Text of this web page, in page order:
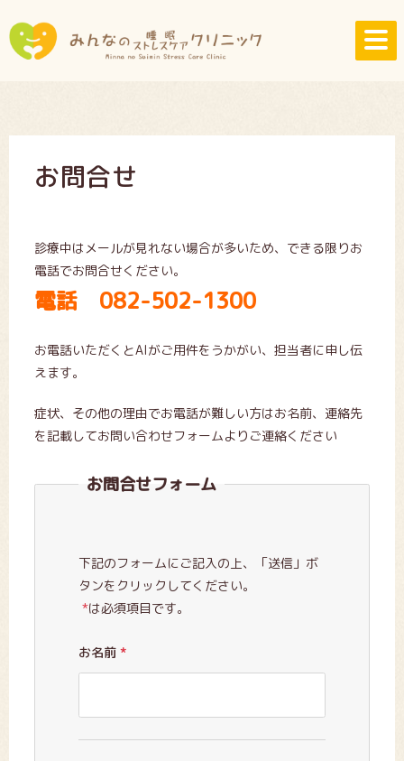
お問合せ
診療中はメールが見れない場合が多いため、できる限りお
電話でお問合せください。
電話 082-502-1300
お電話いただくとAIがご用件をうかがい、担当者に申し伝
えます。
症状、その他の理由でお電話が難しい方はお名前、連絡先
を記載してお問い合わせフォームよりご連絡ください
お問合せフォーム
下記のフォームにご記入の上、「送信」ボ
タンをクリックしてください。
*は必須項目です。
お名前 *